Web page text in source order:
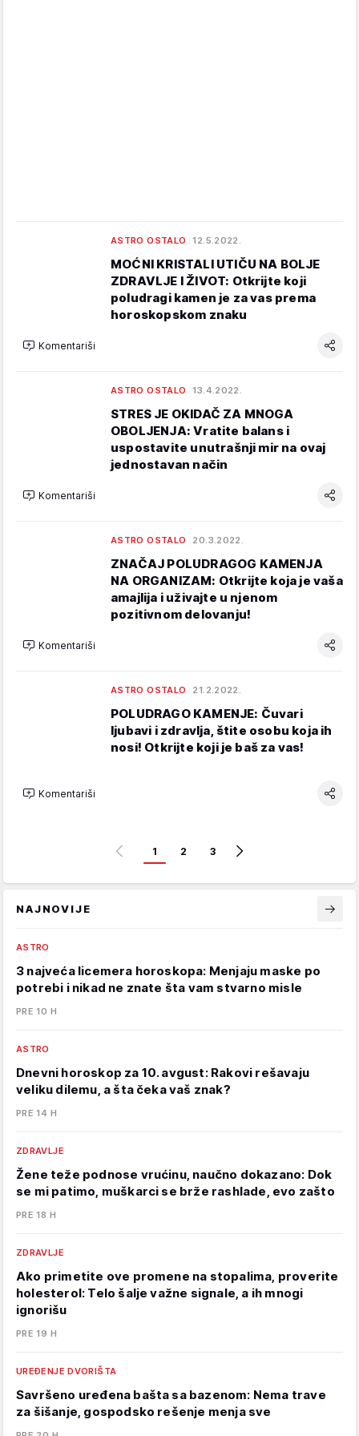
ASTRO OSTALO 12.5.2022.
MOĆNI KRISTALI UTIČU NA BOLJE
ZDRAVLJE I ŽIVOT: Otkrijte koji
poludragi kamen je za vas prema
horoskopskom znaku
Komentariši
ASTRO OSTALO 13.4.2022.
STRES JE OKIDAČ ZA MNOGA
OBOLJENJA: Vratite balans i
uspostavite unutrašnji mir na ovaj
jednostavan način
Komentariši
ASTRO OSTALO 20.3.2022.
ZNAČAJ POLUDRAGOG KAMENJA
NA ORGANIZAM: Otkrijte koja je vaša
amajlija i uživajte u njenom
pozitivnom delovanju!
Komentariši
ASTRO OSTALO 21.2.2022.
POLUDRAGO KAMENJE: Čuvari
ljubavi i zdravlja, štite osobu koja ih
nosi! Otkrijte koji je baš za vas!
Komentariši
1 2 3
NAJNOVIJE
ASTRO
3 najveća licemera horoskopa: Menjaju maske po
potrebi i nikad ne znate šta vam stvarno misle
PRE 10 H
ASTRO
Dnevni horoskop za 10. avgust: Rakovi rešavaju
veliku dilemu, a šta čeka vaš znak?
PRE 14 H
ZDRAVLJE
Žene teže podnose vrućinu, naučno dokazano: Dok
se mi patimo, muškarci se brže rashlade, evo zašto
PRE 18 H
ZDRAVLJE
Ako primetite ove promene na stopalima, proverite
holesterol: Telo šalje važne signale, a ih mnogi
ignorišu
PRE 19 H
UREĐENJE DVORIŠTA
Savršeno uređena bašta sa bazenom: Nema trave
za šišanje, gospodsko rešenje menja sve